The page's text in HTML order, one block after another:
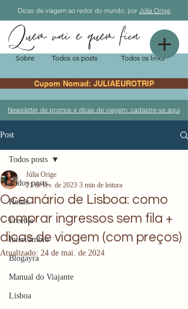
Sobre Todos os posts Todos os links
Cupom Nomad: JULIAEUROTRIP
Dicas de viagem ao redor do mundo, por Júlia Orige
Newsletter de promos e dicas de viagem: cadastre-se aqui
Post
Todos posts
Home
Freebie
Intercâmbio
Blogayra
Manual do Viajante
Lisboa
Todos posts
Oceanário de Lisboa: como
comprar ingressos sem fila +
dicas de viagem (com preços)
Júlia Orige
21 de fev. de 2023 3 min de leitura
Atualizado: 24 de mai. de 2024